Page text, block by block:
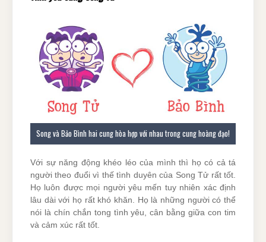
Song và Bảo Bình hai cung hòa hợp với nhau trong cung hoàng đạo!
Với sự năng động khéo léo của mình thì họ có cả tá
người theo đuổi vì thế tình duyên của Song Tử rất tốt.
Họ luôn được mọi người yêu mến tuy nhiên xác định
lâu dài với họ rất khó khăn. Họ là những người có thể
nói là chín chắn tong tình yêu, cân bằng giữa con tim
và cảm xúc rất tốt.